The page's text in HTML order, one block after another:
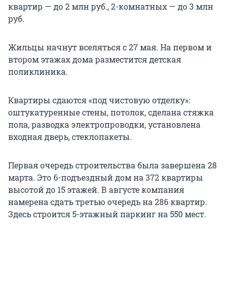
квартир — до 2 млн руб., 2-комнатных — до 3 млн
руб.
Жильцы начнут вселяться с 27 мая. На первом и
втором этажах дома разместится детская
поликлиника.
Квартиры сдаются «под чистовую отделку»:
оштукатуренные стены, потолок, сделана стяжка
пола, разводка электропроводки, установлена
входная дверь, стеклопакеты.
Первая очередь строительства была завершена 28
марта. Это 6-подъездный дом на 372 квартиры
высотой до 15 этажей. В августе компания
намерена сдать третью очередь на 286 квартир.
Здесь строится 5-этажный паркинг на 550 мест.